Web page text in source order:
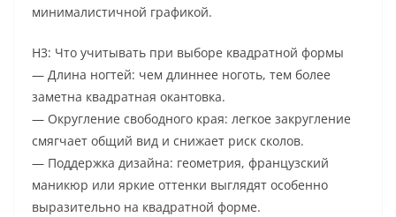
минималистичной графикой.
H3: Что учитывать при выборе квадратной формы
— Длина ногтей: чем длиннее ноготь, тем более
заметна квадратная окантовка.
— Округление свободного края: легкое закругление
смягчает общий вид и снижает риск сколов.
— Поддержка дизайна: геометрия, французский
маникюр или яркие оттенки выглядят особенно
выразительно на квадратной форме.